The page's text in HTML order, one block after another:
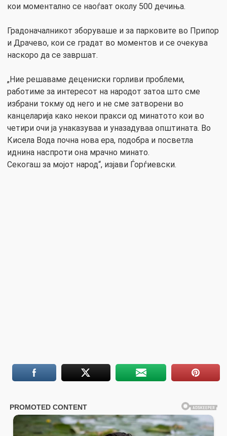
кои моментално се наоѓаат околу 500 дечиња.
Градоначалникот зборуваше и за парковите во Припор
и Драчево, кои се градат во моментов и се очекува
наскоро да се завршат.
„Ние решаваме децениски горливи проблеми,
работиме за интересот на народот затоа што сме
избрани токму од него и не сме затворени во
канцеларија како некои пракси од минатото кои во
четири очи ја унаказуваа и уназадуваа општината. Во
Кисела Вода почна нова ера, подобра и посветла
иднина наспроти она мрачно минато.
Секогаш за мојот народ“, изјави Ѓорѓиевски.